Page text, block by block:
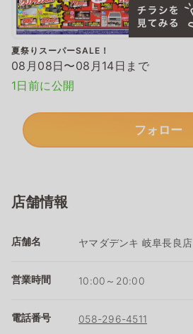
夏祭りスーパーSALE！
08月08日〜08月14日まで
1日前に公開
フォロー
店舗情報
店舗名 ヤマダデンキ 岐阜長良店
営業時間 10:00～20:00
電話番号 058-296-4511